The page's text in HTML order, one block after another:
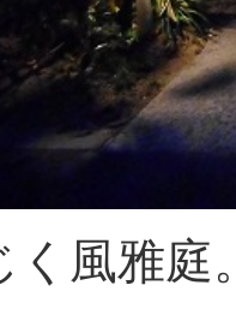
く風雅庭。